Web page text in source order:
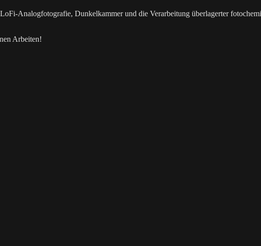
Analogfotografie, Dunkelkammer und die Verarbeitung überlagerter
Arbeiten!